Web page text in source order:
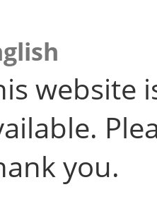
website
you.